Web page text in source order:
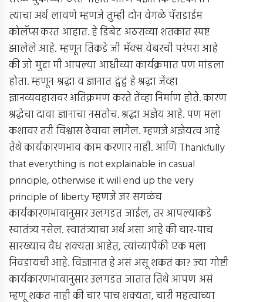
त्याचा अर्थ लावणे म्हणजे तुम्ही दोन वेगळे पॅराडाईम
कोलॅप्स करत आहात. हे डिबेट अठराव्या शतकात स्पष्ट
झालेले आहे. म्हणून तिकडे जी मॅक्स वेबरची परंपरा आहे
की जो मुद्दा मी आपल्या आधीच्या कार्यक्रमात पण मांडला
होता. म्हणून श्रद्धा व ज्ञानात द्वंद्वं हे श्रद्धा जेंव्हा
ज्ञानव्यवहारावर अतिक्रमण करते तेंव्हा निर्माण होते. कारण
श्रद्धेचा दावा ज्ञानाचा नसतोच. श्रद्धा अज्ञेय आहे. पण मला
कशावर तरी विश्वास ठेवावा लागेल. म्हणजे अज्ञेयत्व आहे
तेथे कार्यकारणभाव काम करणार नाही. आणि Thankfully
that everything is not explainable in casual
principle, otherwise it will end up the very
principle of liberty म्हणजे जर सगळंच
कार्यकारणभावानुसार उलगडत जाईल, तर आपल्याकडे
स्वातंत्र्य नसेल. स्वातंत्र्याचा अर्थ असा आहे की चार-पाच
सारख्याच वैध शक्यता आहेत, त्यांच्यापैकी एक मला
निवडायची आहे. विज्ञानात हे असं असू शकतं का? ज्या गोष्टी
कार्यकारणभावानुसार उलगडत जातात तिथे आपण असं
म्हणू शकत नाही की चार पाच शक्यता, चारी महत्वाच्या